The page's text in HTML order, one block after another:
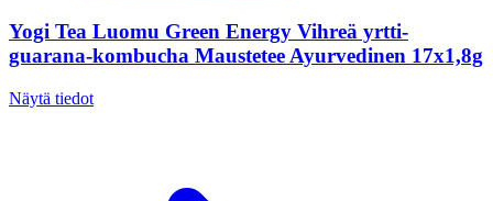
Yogi Tea Luomu Green Energy Vihreä yrtti-
guarana-kombucha Maustetee Ayurvedinen 17x1,8g
Näytä tiedot